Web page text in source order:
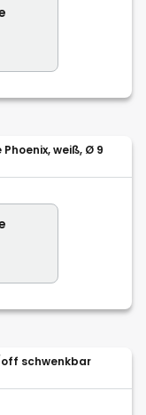
weiß, Ø 9
schwenkbar